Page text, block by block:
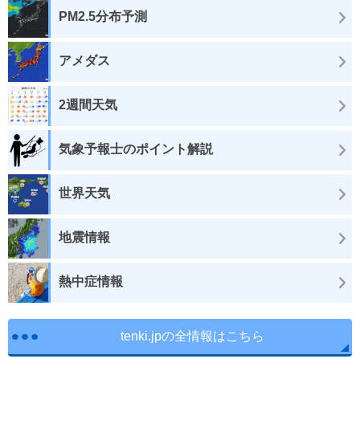
PM2.5分布予測
アメダス
2週間天気
気象予報士のポイント解説
世界天気
地震情報
熱中症情報
tenki.jpの全情報はこちら